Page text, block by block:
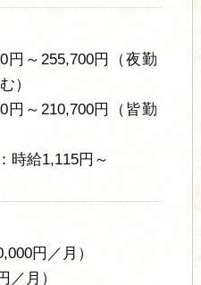
～255,700円（夜勤
）
～210,700円（皆勤
時給1,115円～
円／月）
／月）